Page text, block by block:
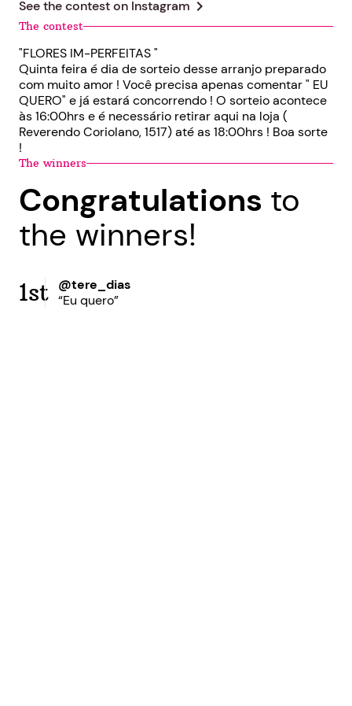
See the contest on Instagram chevron_right
The contest
"FLORES IM-PERFEITAS "
Quinta feira é dia de sorteio desse arranjo preparado
com muito amor ! Você precisa apenas comentar " EU
QUERO" e já estará concorrendo ! O sorteio acontece
às 16:00hrs e é necessário retirar aqui na loja (
Reverendo Coriolano, 1517) até as 18:00hrs ! Boa sorte
!
The winners
Congratulations to
the winners!
1st
@tere_dias
“Eu quero”